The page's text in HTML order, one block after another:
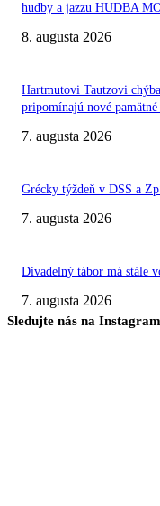
hudby a jazzu HUDBA
8. augusta 2026
Hartmutovi Tautzovi
pripomínajú nové pamätné
7. augusta 2026
Grécky týždeň v DSS a
7. augusta 2026
Divadelný tábor má stále
7. augusta 2026
Sledujte nás na